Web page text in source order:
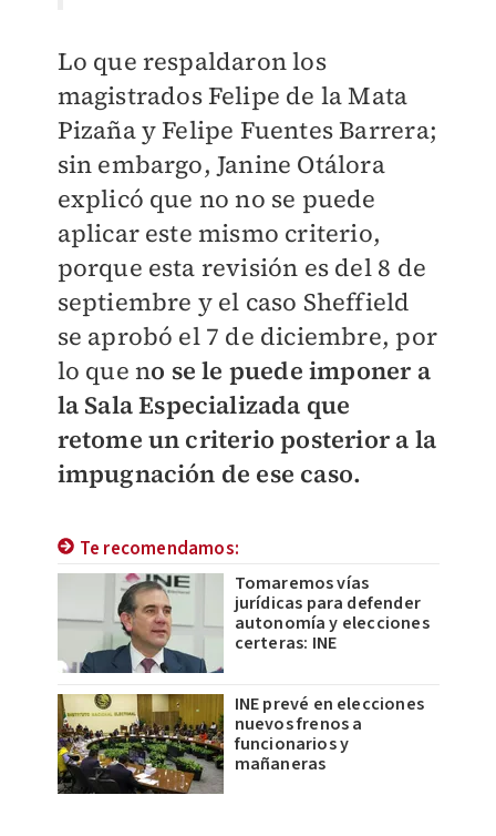
Lo que respaldaron los
magistrados Felipe de la Mata
Pizaña y Felipe Fuentes Barrera;
sin embargo, Janine Otálora
explicó que no no se puede
aplicar este mismo criterio,
porque esta revisión es del 8 de
septiembre y el caso Sheffield
se aprobó el 7 de diciembre, por
lo que no se le puede imponer a
la Sala Especializada que
retome un criterio posterior a la
impugnación de ese caso.
Te recomendamos:
Tomaremos vías
jurídicas para defender
autonomía y elecciones
certeras: INE
INE prevé en elecciones
nuevos frenos a
funcionarios y
mañaneras